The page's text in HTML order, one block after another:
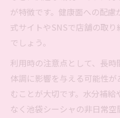
が特徴です。健康面への配
式サイトやSNSで店舗の取
でしょう。
利用時の注意点として、長
体調に影響を与える可能性
むことが大切です。水分補
なく池袋シーシャの非日常空